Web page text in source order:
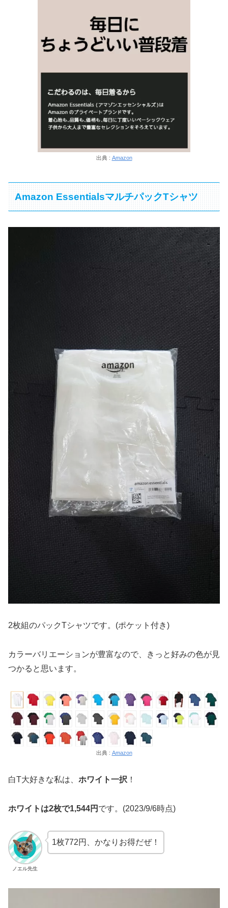
出典 : Amazon
Amazon EssentialsマルチパックTシャツ
2枚組のパックTシャツです。(ポケット付き)
カラーバリエーションが豊富なので、きっと好みの色が見
つかると思います。
出典 : Amazon
白T大好きな私は、 ホワイト一択 ！
ホワイトは2枚で1,544円 です。(2023/9/6時点)
ノエル先生
1枚772円、かなりお得だぜ！